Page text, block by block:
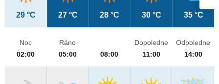
29 °C 27 °C 28 °C 30 °C 35 °C
Noc
02:00
Ráno
05:00
08:00
Dopoledne
11:00
Odpoledne
14:00